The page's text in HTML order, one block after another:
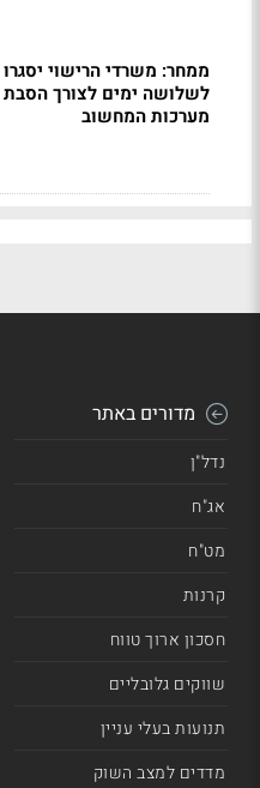
ממחר: משרדי הרישוי יסגרו
לשלושה ימים לצורך הסבת
מערכות המחשוב
מדורים באתר
נדל"ן
אג"ח
מט"ח
קרנות
חסכון ארוך טווח
שווקים גלובליים
תנועות בעלי עניין
מדדים למצב השוק